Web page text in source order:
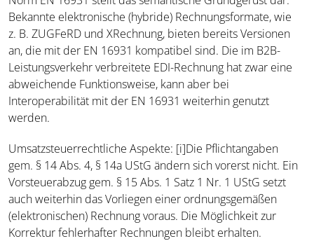
Bekannte elektronische (hybride) Rechnungsformate, wie
z. B. ZUGFeRD und XRechnung, bieten bereits Versionen
an, die mit der EN 16931 kompatibel sind. Die im B2B-
Leistungsverkehr verbreitete EDI-Rechnung hat zwar eine
abweichende Funktionsweise, kann aber bei
Interoperabilität mit der EN 16931 weiterhin genutzt
werden.
Umsatzsteuerrechtliche Aspekte: [i]Die Pflichtangaben
gem. § 14 Abs. 4, § 14a UStG ändern sich vorerst nicht. Ein
Vorsteuerabzug gem. § 15 Abs. 1 Satz 1 Nr. 1 UStG setzt
auch weiterhin das Vorliegen einer ordnungsgemäßen
(elektronischen) Rechnung voraus. Die Möglichkeit zur
Korrektur fehlerhafter Rechnungen bleibt erhalten.